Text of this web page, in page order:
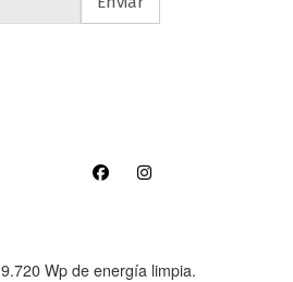
9.720 Wpde energía limpia.